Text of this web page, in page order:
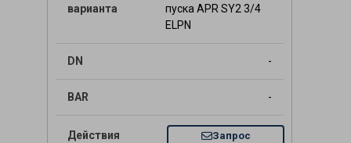
пуска APR SY2 3/4
ELPN
-
-
Запрос